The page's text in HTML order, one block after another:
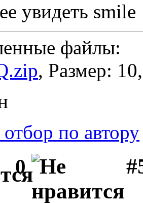
увидеть
файлы:
, Размер:
по автору
0